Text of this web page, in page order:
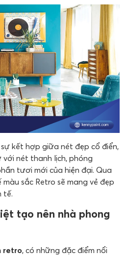
kết hợp giữa nét đẹp cổ điển,
nét thanh lịch, phóng
tươi mới của hiện đại. Qua
sắc Retro sẽ mang vẻ đẹp
tế.
tạo nên nhà phong
retro, có những đặc điểm nổi